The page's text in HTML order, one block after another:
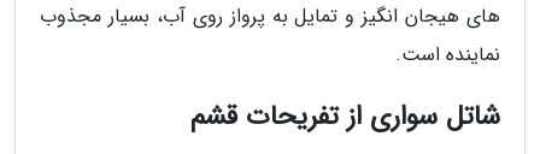
های هیجان انگیز و تمایل به پرواز روی آب، بسیار مجذوب
نماینده است.
شاتل سواری از تفریحات قشم